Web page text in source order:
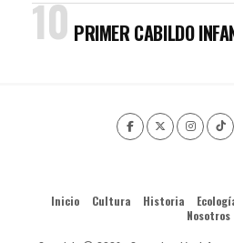
PRIMER CABILDO
Inicio Cultura Historia
Nosotros